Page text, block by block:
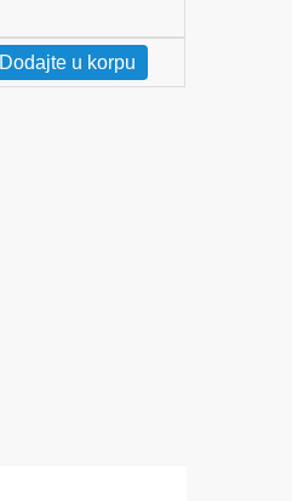
Dodajte u korpu